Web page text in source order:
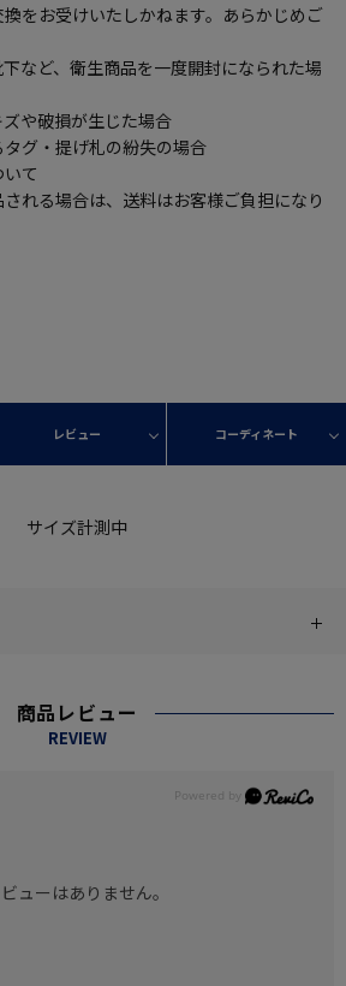
をお受けいたしかねます。あらかじめご
など、衛生商品を一度開封になられた場
や破損が生じた場合
グ・提げ札の紛失の場合
て
れる場合は、送料はお客様ご負担になり
レビュー コーディネート
サイズ計測中
商品レビュー
REVIEW
ューはありません。